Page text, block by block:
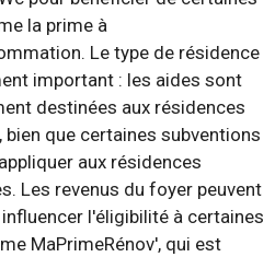
la prime à
Le type de résidence
important : les aides sont
destinées aux résidences
bien que certaines subventions
aux résidences
Les revenus du foyer peuvent
l'éligibilité à certaines
MaPrimeRénov', qui est